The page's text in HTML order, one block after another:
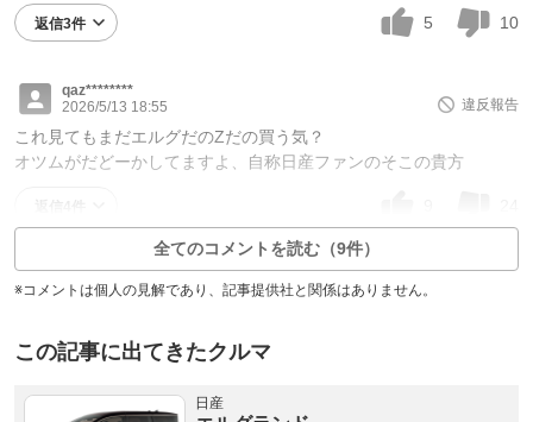
返信3件 5 10
qaz********
2026/5/13 18:55
違反報告
これ見てもまだエルグだのZだの買う気？
オツムがだどーかしてますよ、自称日産ファンのそこの貴方
全てのコメントを読む（9件）
※コメントは個人の見解であり、記事提供社と関係はありません。
この記事に出てきたクルマ
日産